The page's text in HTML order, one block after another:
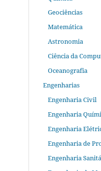
Geociências
Matemática
Astronomia
Ciência da
Oceanografia
Engenharias
Engenharia Civil
Engenharia
Engenharia
Engenharia de
Engenharia